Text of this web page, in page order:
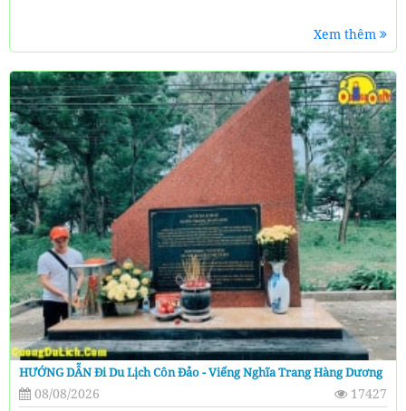
Xem thêm
HƯỚNG DẪN Đi Du Lịch Côn Đảo - Viếng Nghĩa Trang Hàng Dương
08/08/2026
17427